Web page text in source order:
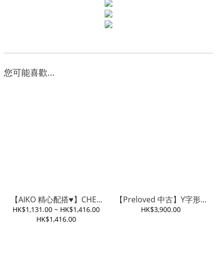
您可能喜歡...
【AIKO 精心配搭♥️】CHE...
HK$1,131.00 ~ HK$1,416.00
HK$1,416.00
【Preloved 中古】Y字形...
HK$3,900.00